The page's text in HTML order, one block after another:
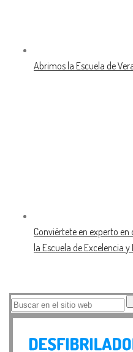
Abrimos la Escuela de
Conviértete en experto
la Escuela de Excelencia